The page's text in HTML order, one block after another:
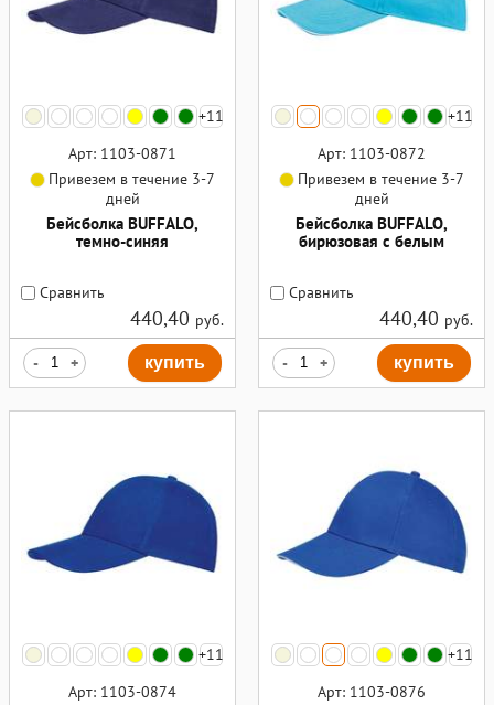
+11
Арт: 1103-0871
Привезем в течение 3-7
дней
Бейсболка BUFFALO,
темно-синяя
Сравнить
440,40 руб.
- + купить
+11
Арт: 1103-0872
Привезем в течение 3-7
дней
Бейсболка BUFFALO,
бирюзовая с белым
Сравнить
440,40 руб.
- + купить
+11
Арт: 1103-0874
+11
Арт: 1103-0876